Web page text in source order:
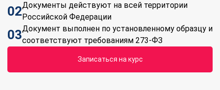
02Документы действуют на всей территории
Российской Федерации
03Документ выполнен по установленному образцу и
соответствуют требованиям 273-ФЗ
Записаться на курс